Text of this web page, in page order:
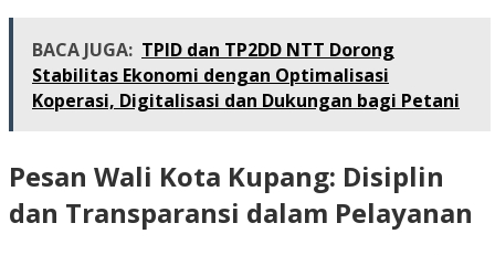
BACA JUGA: TPID dan TP2DD NTT Dorong
Stabilitas Ekonomi dengan Optimalisasi
Koperasi, Digitalisasi dan Dukungan bagi Petani
Pesan Wali Kota Kupang: Disiplin
dan Transparansi dalam Pelayanan